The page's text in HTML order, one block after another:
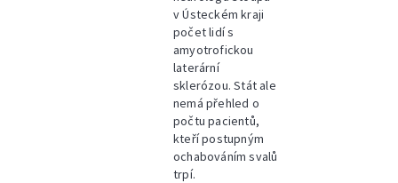
v Ústeckém kraji
počet lidí s
amyotrofickou
laterární
sklerózou. Stát ale
nemá přehled o
počtu pacientů,
kteří postupným
ochabováním svalů
trpí.